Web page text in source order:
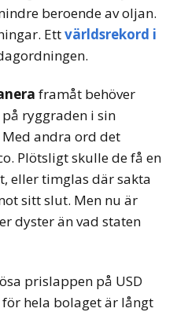
beroende av oljan.
Ettvärldsrekord i
framåt behöver
ryggraden i sin
andra ord det
Plötsligt skulle de få en
eller timglas där sakta
sitt slut. Men nu är
dyster än vad staten
prislappen på USD
hela bolaget är långt